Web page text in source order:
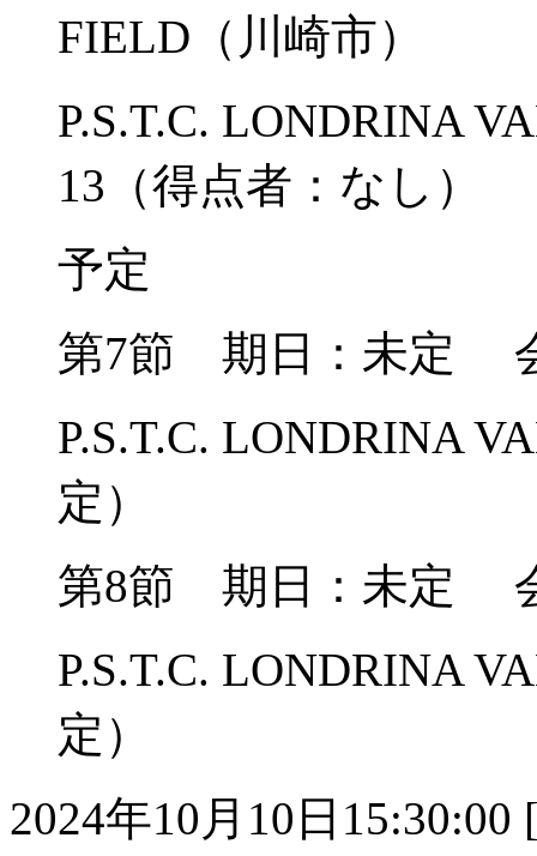
FIELD（川崎市）
P.S.T.C. LONDRINA
13（得点者：なし）
予定
第7節 期日：未定
P.S.T.C. LONDRINA
定）
第8節 期日：未定
P.S.T.C. LONDRINA
定）
2024年10月10日15:30:00